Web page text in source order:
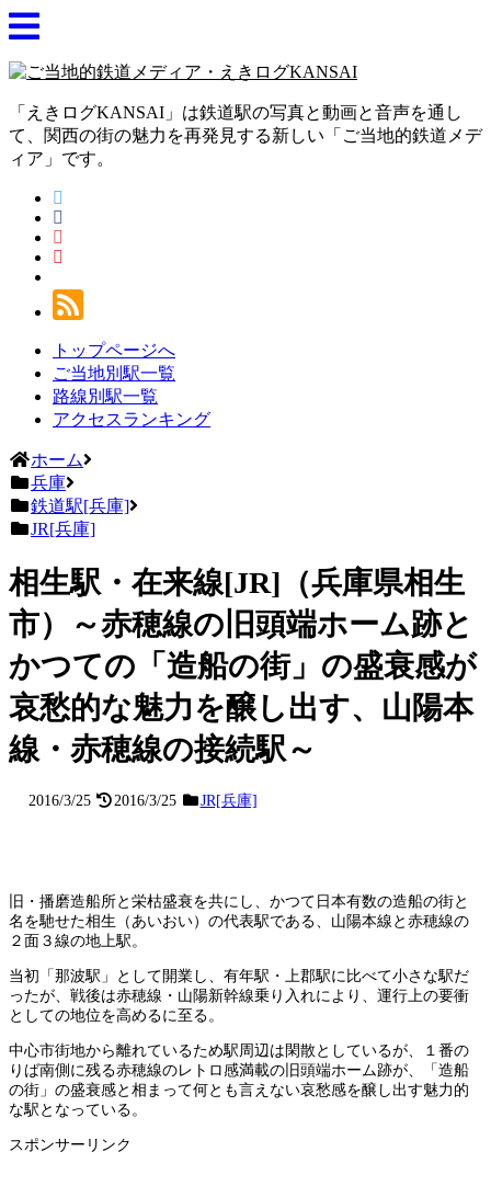
「えきログKANSAI」は鉄道駅の写真と動画と音声を通し
て、関西の街の魅力を再発見する新しい「ご当地的鉄道メデ
ィア」です。
トップページへ
ご当地別駅一覧
路線別駅一覧
アクセスランキング
ホーム
兵庫
鉄道駅[兵庫]
JR[兵庫]
相生駅・在来線[JR]（兵庫県相生
市）～赤穂線の旧頭端ホーム跡と
かつての「造船の街」の盛衰感が
哀愁的な魅力を醸し出す、山陽本
線・赤穂線の接続駅～
2016/3/25 2016/3/25 JR[兵庫]
旧・播磨造船所と栄枯盛衰を共にし、かつて日本有数の造船の街と
名を馳せた相生（あいおい）の代表駅である、山陽本線と赤穂線の
２面３線の地上駅。
当初「那波駅」として開業し、有年駅・上郡駅に比べて小さな駅だ
ったが、戦後は赤穂線・山陽新幹線乗り入れにより、運行上の要衝
としての地位を高めるに至る。
中心市街地から離れているため駅周辺は閑散としているが、１番の
りば南側に残る赤穂線のレトロ感満載の旧頭端ホーム跡が、「造船
の街」の盛衰感と相まって何とも言えない哀愁感を醸し出す魅力的
な駅となっている。
スポンサーリンク